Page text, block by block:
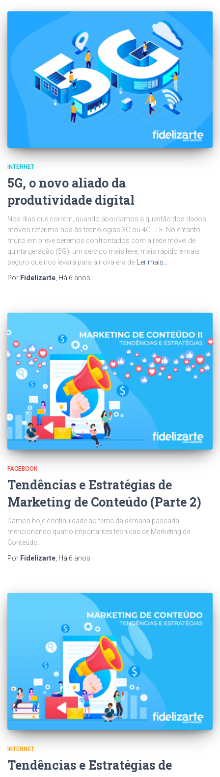
INTERNET
5G, o novo aliado da
produtividade digital
Nos dias que correm, quando abordamos a questão dos dados
móveis referimo-nos às tecnologias 3G ou 4G LTE. No entanto,
muito em breve seremos confrontados com a rede móvel de
quinta geração (5G), um serviço mais leve, mais rápido e mais
seguro que nos levará para a nova era de Ler mais…
Por Fidelizarte, Há 6 anos
FACEBOOK
Tendências e Estratégias de
Marketing de Conteúdo (Parte 2)
Damos hoje continuidade ao tema da semana passada,
mencionando quatro importantes técnicas de Marketing de
Conteúdo.
Por Fidelizarte , Há 6 anos
INTERNET
Tendências e Estratégias de